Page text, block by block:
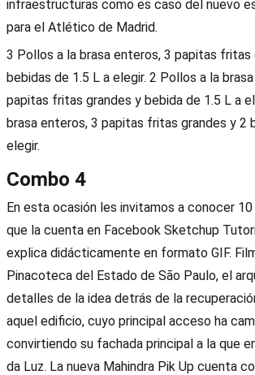
infraestructuras como es caso del nuevo
para el Atlético de Madrid.
3 Pollos a la brasa enteros, 3 papitas fritas
bebidas de 1.5 L a elegir. 2 Pollos a la
papitas fritas grandes y bebida de 1.5 L a
brasa enteros, 3 papitas fritas grandes y 2
elegir.
Combo 4
En esta ocasión les invitamos a conocer
que la cuenta en Facebook Sketchup
explica didácticamente en formato GIF.
Pinacoteca del Estado de São Paulo, el
detalles de la idea detrás de la
aquel edificio, cuyo principal acceso ha
convirtiendo su fachada principal a la que
da Luz. La nueva Mahindra Pik Up cuenta